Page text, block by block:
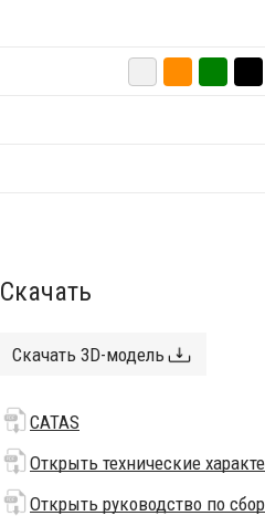
Скачать
Скачать 3D-модель
CATAS
Открыть технические
Открыть руководство по